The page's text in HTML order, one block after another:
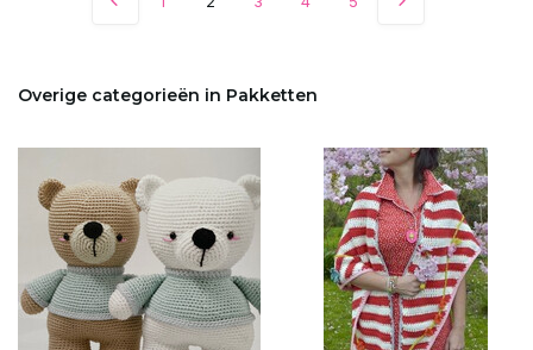
Overige categorieën in Pakketten